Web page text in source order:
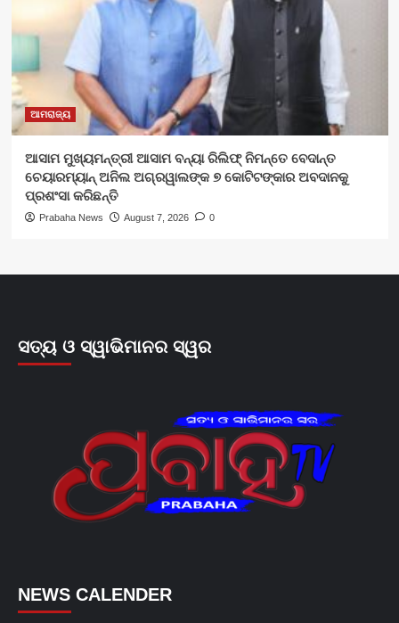
ଆମରାଜ୍ୟ
ଆସାମ ମୁଖ୍ୟମନ୍ତ୍ରୀ ଆସାମ ବନ୍ୟା ରିଲିଫ୍ ନିମନ୍ତେ ବେଦାନ୍ତ
ଚେୟାରମ୍ୟାନ୍ ଅନିଲ ଅଗ୍ରୱାଲଙ୍କ ୭ କୋଟିଟଙ୍କାର ଅବଦାନକୁ
ପ୍ରଶଂସା କରିଛନ୍ତି
Prabaha News August 7, 2026 0
ସତ୍ୟ ଓ ସ୍ୱାଭିମାନର ସ୍ୱର
NEWS CALENDER